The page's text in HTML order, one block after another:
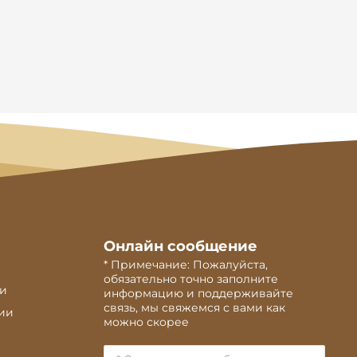
Онлайн сообщение
* Примечание: Пожалуйста,
обязательно точно заполните
информацию и поддерживайте
связь, мы свяжемся с вами как
можно скорее